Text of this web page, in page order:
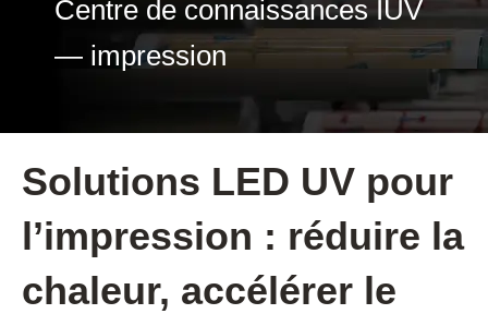
Centre de connaissances IUV
— impression
Solutions LED UV pour
l’impression : réduire la
chaleur, accélérer le